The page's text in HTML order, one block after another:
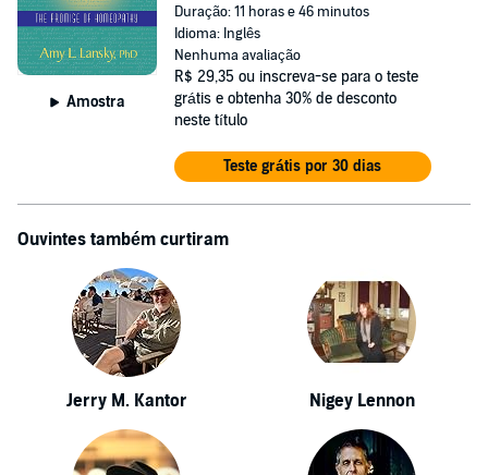
Amostra
Duração: 11 horas e 46 minutos
Idioma: Inglês
Nenhuma avaliação
R$ 29,35 ou inscreva-se para o teste
grátis e obtenha 30% de desconto
neste título
Teste grátis por 30 dias
Ouvintes também curtiram
Jerry M. Kantor Nigey Lennon